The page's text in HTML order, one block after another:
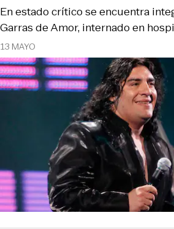
13 MAYO
En estado crítico se encuentra
Garras de Amor, internado en